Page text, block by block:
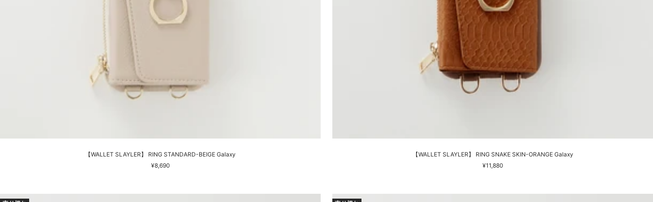
【WALLET SLAYLER】 RING STANDARD-BEIGE Galaxy
セ
価
¥8,690
【WALLET SLAYLER】 RING SNAKE SKIN-ORANGE Galaxy
セ
価
¥11,880